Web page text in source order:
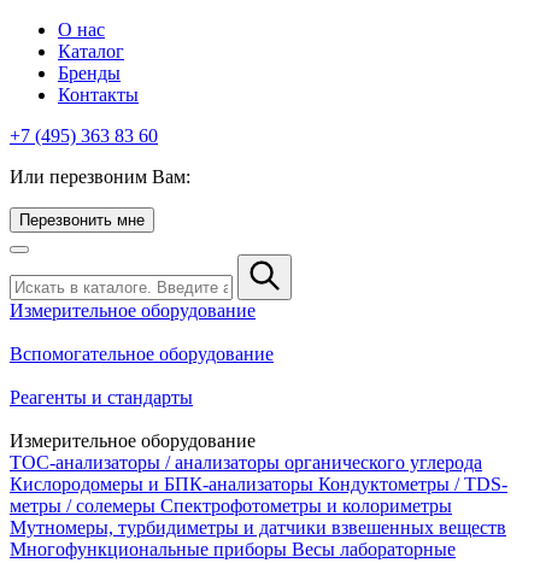
О нас
Каталог
Бренды
Контакты
+7 (495) 363 83 60
Или перезвоним Вам:
Перезвонить мне
Измерительное оборудование
Вспомогательное оборудование
Реагенты и стандарты
Измерительное оборудование
TOC-анализаторы / анализаторы органического углерода
Кислородомеры и БПК-анализаторы Кондуктометры / TDS-
метры / солемеры Спектрофотометры и колориметры
Мутномеры, турбидиметры и датчики взвешенных веществ
Многофункциональные приборы Весы лабораторные